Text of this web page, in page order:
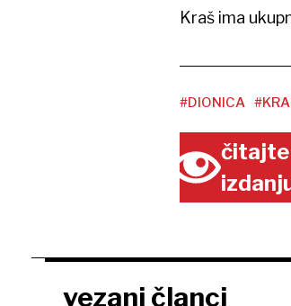
Kraš ima
#DIONICA
čitajte
vezani članci